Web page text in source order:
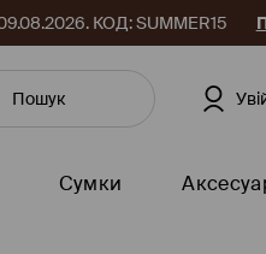
КОД: SUMMER15
Сумки